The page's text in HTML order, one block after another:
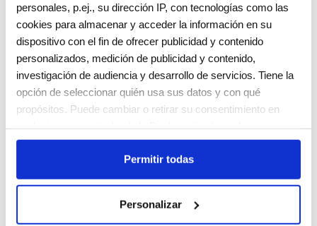
personales, p.ej., su dirección IP, con tecnologías como las
cookies para almacenar y acceder la información en su
dispositivo con el fin de ofrecer publicidad y contenido
personalizados, medición de publicidad y contenido,
investigación de audiencia y desarrollo de servicios. Tiene la
opción de seleccionar quién usa sus datos y con qué
propósitos. Puede cambiar o retirar su consentimiento en
clicando en el Menú de consentimiento.
Si lo permite, también quisiéramos:
que puede tener una precisión de varios metros
Permitir todas
Personalizar
KUATRE PELUQUERÍA
PL.PARQUE MESTRE FERRERO 9 BJO
ONTINYENT46870
España
Teléfono: 961911198 / 678825028
Lunes
Cerrada
9:00 AM - 8:00 PM
Jueves
9:00 AM - 8:00 PM
9:00 AM - 8:00 PM